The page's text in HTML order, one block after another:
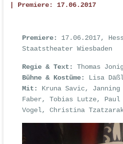
| Premiere: 17.06.2017
Premiere: 17.06.2017,
Staatstheater Wiesbaden
Regie & Text: Thomas
Bühne & Kostüme: Lisa
Mit:
Kruna Savic,
Faber, Tobias Lutze, Paul
Vogel, Christina